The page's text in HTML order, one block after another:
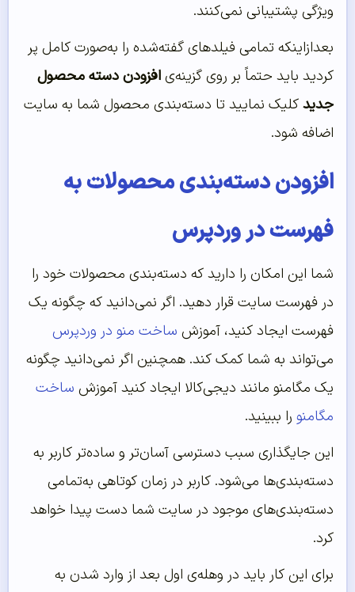
ویژگی پشتیبانی نمی‌کنند.
بعدازاینکه تمامی فیلدهای گفته‌شده را به‌صورت کامل پر
کردید باید حتماً بر روی گزینه‌یافزودن دسته محصول
جدیدکلیک نمایید تا دسته‌بندی محصول شما به سایت
اضافه شود.
افزودن دسته‌‌بندی محصولات به
فهرست در وردپرس
شما این امکان را دارید که دسته‌بندی محصولات خود را
در فهرست سایت قرار دهید. اگر نمی‌دانید که چگونه یک
فهرست ایجاد کنید، آموزش ساخت منو در وردپرس
می‌تواند به شما کمک کند. همچنین اگر نمی‌دانید چگونه
یک مگامنو مانند دیجی‌کالا ایجاد کنید آموزش ساخت
مگامنو را ببینید.
این جایگذاری سبب دسترسی آسان‌تر و ساده‌تر کاربر به
دسته‌بندی‌ها می‌شود. کاربر در زمان کوتاهی به‌تمامی
دسته‌بندی‌های موجود در سایت شما دست پیدا خواهد
کرد.
برای این کار باید در وهله‌ی اول بعد از وارد شدن به